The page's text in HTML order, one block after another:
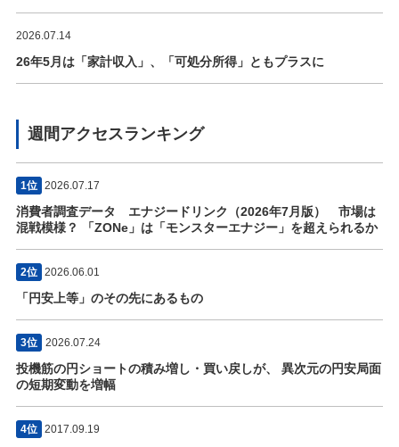
2026.07.14
26年5月は「家計収入」、「可処分所得」ともプラスに
週間アクセスランキング
1位 2026.07.17
消費者調査データ エナジードリンク（2026年7月版） 市場は
混戦模様？ 「ZONe」は「モンスターエナジー」を超えられるか
2位 2026.06.01
「円安上等」のその先にあるもの
3位 2026.07.24
投機筋の円ショートの積み増し・買い戻しが、 異次元の円安局面
の短期変動を増幅
4位 2017.09.19